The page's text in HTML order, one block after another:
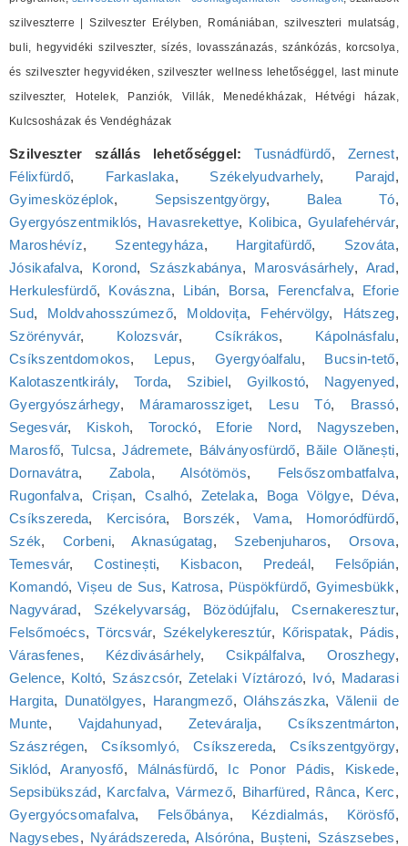
szilveszterre | Szilveszter Erélyben, Romániában, szilveszteri mulatság,
buli, hegyvidéki szilveszter, sízés, lovasszánazás, szánkózás, korcsolya,
és szilveszter hegyvidéken, szilveszter wellness lehetőséggel, last minute
szilveszter, Hotelek, Panziók, Villák, Menedékházak, Hétvégi házak,
Kulcsosházak és Vendégházak
Szilveszter szállás lehetőséggel: Tusnádfürdő, Zernest,
Félixfürdő, Farkaslaka, Székelyudvarhely, Parajd,
Gyimesközéplok, Sepsiszentgyörgy, Balea Tó,
Gyergyószentmiklós, Havasrekettye, Kolibica, Gyulafehérvár,
Maroshévíz, Szentegyháza, Hargitafürdő, Szováta,
Jósikafalva, Korond, Szászkabánya, Marosvásárhely, Arad,
Herkulesfürdő, Kovászna, Libán, Borsa, Ferencfalva, Eforie
Sud, Moldvahosszúmező, Moldovița, Fehérvölgy, Hátszeg,
Szörényvár, Kolozsvár, Csíkrákos, Kápolnásfalu,
Csíkszentdomokos, Lepus, Gyergyóalfalu, Bucsin-tető,
Kalotaszentkirály, Torda, Szibiel, Gyilkostó, Nagyenyed,
Gyergyószárhegy, Máramarossziget, Lesu Tó, Brassó,
Segesvár, Kiskoh, Torockó, Eforie Nord, Nagyszeben,
Marosfő, Tulcsa,Jádremete, Bálványosfürdő, Băile Olănești,
Dornavátra, Zabola,Alsótömös, Felsőszombatfalva,
Rugonfalva, Crișan,Csalhó, Zetelaka, Boga Völgye, Déva,
Csíkszereda, Kercisóra, Borszék, Vama, Homoródfürdő,
Szék, Corbeni,Aknasúgatag, Szebenjuharos, Orsova,
Temesvár,Costinești, Kisbacon, Predeál, Felsőpián,
Komandó, Vișeu de Sus, Katrosa, Püspökfürdő, Gyimesbükk,
Nagyvárad, Székelyvarság, Bözödújfalu,Csernakeresztur,
Felsőmoécs,Törcsvár, Székelykeresztúr, Kőrispatak, Pádis,
Várasfenes, Kézdivásárhely, Csikpálfalva, Oroszhegy,
Gelence, Koltó, Szászcsór, Zetelaki Víztározó, Ivó, Madarasi
Hargita, Dunatölgyes, Harangmező,Oláhszászka, Vălenii de
Munte,Vajdahunyad,Zeteváralja,Csíkszentmárton,
Szászrégen, Csíksomlyó, Csíkszereda,Csíkszentgyörgy,
Siklód, Aranyosfő, Málnásfürdő, Ic Ponor Pádis, Kiskede,
Sepsibükszád, Karcfalva, Vármező, Biharfüred, Rânca, Kerc,
Gyergyócsomafalva, Felsőbánya, Kézdialmás, Körösfő,
Nagysebes, Nyárádszereda,Alsóróna, Bușteni, Szászsebes,